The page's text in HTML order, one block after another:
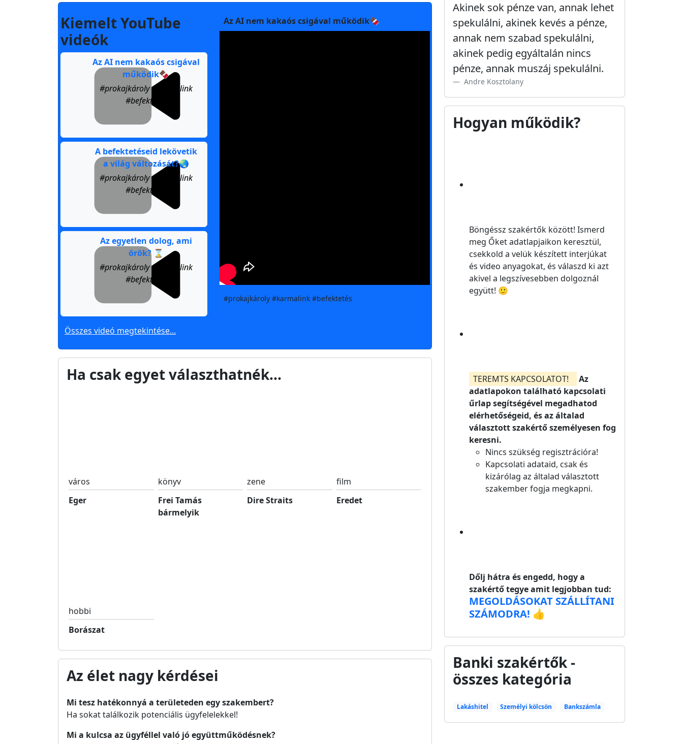
Kiemelt YouTube
videók
Az AI nem kakaós csigával
működik🍫
#prokajkároly #karmalink
#befektetés
A befektetéseid lekövetik
a világ változását?🌏
#prokajkároly #karmalink
#befektetés
Az egyetlen dolog, ami
örök? ⌛️
#prokajkároly #karmalink
#befektetés
Összes videó megtekintése...
Az AI nem kakaós csigával működik🍫
#prokajkároly #karmalink #befektetés
Ha csak egyet választhatnék...
város
Eger
könyv
Frei Tamás
bármelyik
zene
Dire Straits
film
Eredet
hobbi
Borászat
Az élet nagy kérdései
Mi tesz hatékonnyá a területeden egy szakembert?
Ha sokat találkozik potenciális ügyfelelekkel!
Mi a kulcsa az ügyféllel való jó együttműködésnek?
Akinek sok pénze van, annak lehet
spekulálni, akinek kevés a pénze,
annak nem szabad spekulálni,
akinek pedig egyáltalán nincs
pénze, annak muszáj spekulálni.
Andre Kosztolany
Hogyan működik?
Böngéssz szakértők között! Ismerd
meg Őket adatlapjaikon keresztül,
csekkold a velük készített interjúkat
és video anyagokat, és válaszd ki azt
akivel a legszívesebben dolgoznál
együtt! 🙂
TEREMTS KAPCSOLATOT!
Az
adatlapokon található kapcsolati
űrlap segítségével megadhatod
elérhetőségeid, és az általad
választott szakértő személyesen fog
keresni.
Nincs szükség regisztrációra!
Kapcsolati adataid, csak és
kizárólag az általad választott
szakember fogja megkapni.
Dőlj hátra és engedd, hogy a
szakértő tegye amit legjobban tud:
MEGOLDÁSOKAT SZÁLLÍTANI
SZÁMODRA! 👍
Banki szakértők -
összes kategória
Lakáshitel Személyi kölcsön Bankszámla